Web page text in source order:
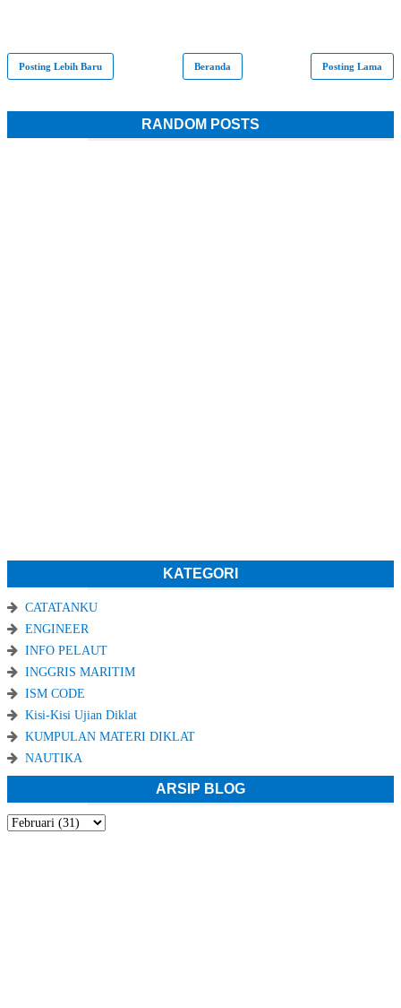
Posting Lebih Baru Posting Lama
Beranda
RANDOM POSTS
KATEGORI
CATATANKU
ENGINEER
INFO PELAUT
INGGRIS MARITIM
ISM CODE
Kisi-Kisi Ujian Diklat
KUMPULAN MATERI DIKLAT
NAUTIKA
ARSIP BLOG